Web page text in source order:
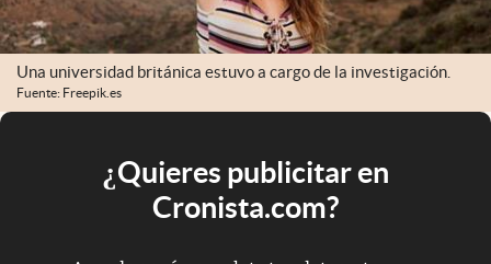
Una universidad británica estuvo a cargo de la investigación.
Fuente: Freepik.es
¿Quieres publicitar en
Cronista.com?